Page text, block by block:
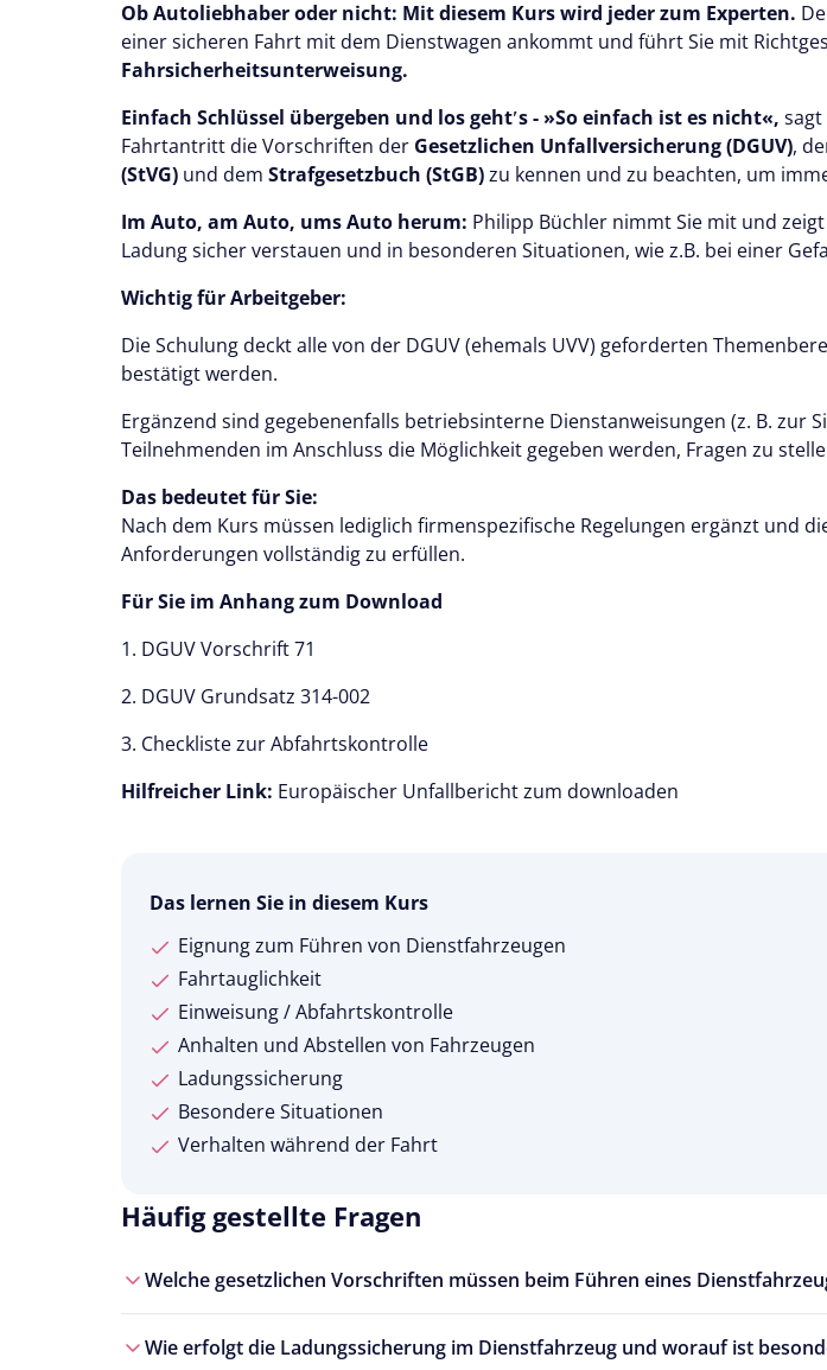
Ob Autoliebhaber oder nicht: Mit diesem Kurs wird jeder zum Experten.
einer sicheren Fahrt mit dem Dienstwagen ankommt und führt Sie mit
Fahrsicherheitsunterweisung.
Einfach Schlüssel übergeben und los gehtʹs - »So einfach ist es nicht«,
Fahrtantritt die Vorschriften der Gesetzlichen Unfallversicherung (DGUV),
(StVG) und dem Strafgesetzbuch (StGB)zu kennen und zu beachten, um
Im Auto, am Auto, ums Auto herum: Philipp Büchler nimmt Sie mit und zeigt
Ladung sicher verstauen und in besonderen Situationen, wie z.B. bei einer
Wichtig für Arbeitgeber:
Die Schulung deckt alle von der DGUV (ehemals UVV) geforderten
bestätigt werden.
Ergänzend sind gegebenenfalls betriebsinterne Dienstanweisungen (z. B. zur
Teilnehmenden im Anschluss die Möglichkeit gegeben werden, Fragen zu
Das bedeutet für Sie:
Nach dem Kurs müssen lediglich firmenspezifische Regelungen ergänzt und
Anforderungen vollständig zu erfüllen.
Für Sie im Anhang zum Download
1. DGUV Vorschrift 71
2. DGUV Grundsatz 314-002
3. Checkliste zur Abfahrtskontrolle
Hilfreicher Link: Europäischer Unfallbericht zum downloaden
Das lernen Sie in diesem Kurs
Eignung zum Führen von Dienstfahrzeugen
Fahrtauglichkeit
Einweisung / Abfahrtskontrolle
Anhalten und Abstellen von Fahrzeugen
Ladungssicherung
Besondere Situationen
Verhalten während der Fahrt
Häufig gestellte Fragen
Welche gesetzlichen Vorschriften müssen beim Führen eines
Wie erfolgt die Ladungssicherung im Dienstfahrzeug und worauf ist